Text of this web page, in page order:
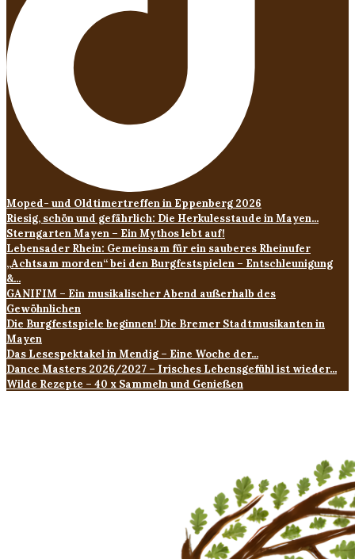
Moped- und Oldtimertreffen in Eppenberg 2026
Riesig, schön und gefährlich: Die Herkulesstaude in Mayen...
Sterngarten Mayen – Ein Mythos lebt auf!
Lebensader Rhein: Gemeinsam für ein sauberes Rheinufer
„Achtsam morden“ bei den Burgfestspielen – Entschleunigung
&...
GANIFIM – Ein musikalischer Abend außerhalb des
Gewöhnlichen
Die Burgfestspiele beginnen! Die Bremer Stadtmusikanten in
Mayen
Das Lesespektakel in Mendig – Eine Woche der...
Dance Masters 2026/2027 – Irisches Lebensgefühl ist wieder...
Wilde Rezepte – 40 x Sammeln und Genießen